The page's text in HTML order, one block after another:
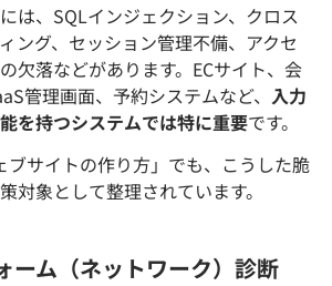
は、SQLインジェクション、クロス
ング、セッション管理不備、アクセ
欠落などがあります。ECサイト、会
管理画面、予約システムなど、 入力
を持つシステムでは特に重要です。
ブサイトの作り方」でも、こうした脆
対象として整理されています。
ーム（ネットワーク）診断